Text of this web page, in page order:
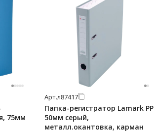
75мм
Арт.л87417
Папка-регистратор Lamark PP
50мм серый,
металл.окантовка, карман